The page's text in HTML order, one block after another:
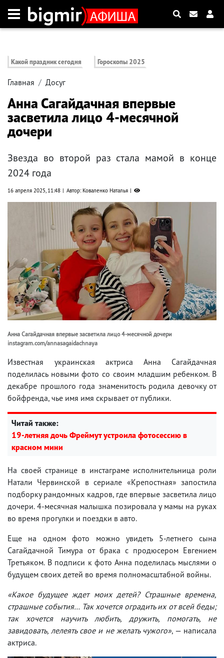
Какой праздник сегодня Гороскопы 2025
Главная Досуг
Анна Сагайдачная впервые
засветила лицо 4-месячной
дочери
Звезда во второй раз стала мамой в конце
2024 года
16 апреля 2025, 11:48 Автор: Коваленко Наталья
Анна Сагайдачная впервые засветила лицо 4-месячной дочери
instagram.com/annasagaidachnaya
Известная украинская актриса Анна Сагайдачная
поделилась новыми фото со своим младшим ребенком. В
декабре прошлого года знаменитость родила девочку от
бойфренда, чье имя имя скрывает от публики.
Читай также:
19-летняя дочь Фреймут устроила фотосессию в
красном мини
На своей странице в инстаграме исполнительница роли
Натали Червинской в сериале «Крепостная» запостила
подборку рандомных кадров, где впервые засветила лицо
дочери. 4-месячная малышка позировала у мамы на руках
во время прогулки и поездки в авто.
Еще на одном фото можно увидеть 5-летнего сына
Сагайдачной Тимура от брака с продюсером Евгением
Третьяком. В подписи к фото Анна поделилась мыслями о
будущем своих детей во время полномасштабной войны.
«Какое будущее ждет моих детей? Страшные времена,
страшные события… Так хочется оградить их от всей беды;
так хочется научить любить, дружить, помогать, не
завидовать, лелеять свое и не желать чужого», — написала
актриса.